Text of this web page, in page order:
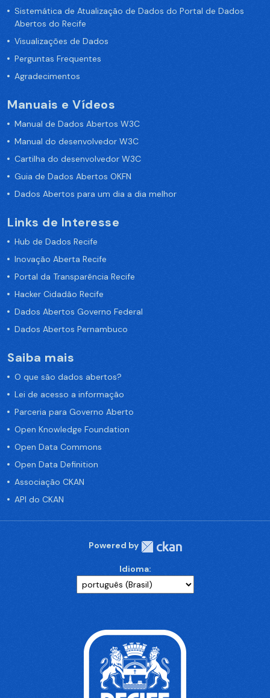
Sistemática de Atualização de Dados do Portal de Dados
Abertos do Recife
Visualizações de Dados
Perguntas Frequentes
Agradecimentos
Manuais e Vídeos
Manual de Dados Abertos W3C
Manual do desenvolvedor W3C
Cartilha do desenvolvedor W3C
Guia de Dados Abertos OKFN
Dados Abertos para um dia a dia melhor
Links de Interesse
Hub de Dados Recife
Inovação Aberta Recife
Portal da Transparência Recife
Hacker Cidadão Recife
Dados Abertos Governo Federal
Dados Abertos Pernambuco
Saiba mais
O que são dados abertos?
Lei de acesso a informação
Parceria para Governo Aberto
Open Knowledge Foundation
Open Data Commons
Open Data Definition
Associação CKAN
API do CKAN
Powered by
Idioma